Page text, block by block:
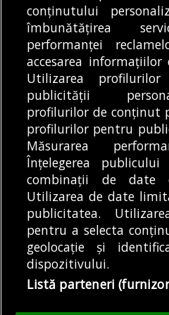
Consiliul Local Sector 1
a votat miercuri o
hotărâre prin care se...
MODIFICĂ
© Copyright 2025 -
Găzduit dePresslabs.com.
Despre
Noi
Media
Kit
Politică De
Tweet
Facebook
Share this selection
Tweet
conținutului
îmbunătățirea
performanței
accesarea
Utilizarea
publicității
profilurilor de conținut
profilurilor pentru
Măsurarea
Înțelegerea
combinații de date
Utilizarea de date
publicitatea.
pentru a selecta
geolocație și
dispozitivului.
Listă parteneri